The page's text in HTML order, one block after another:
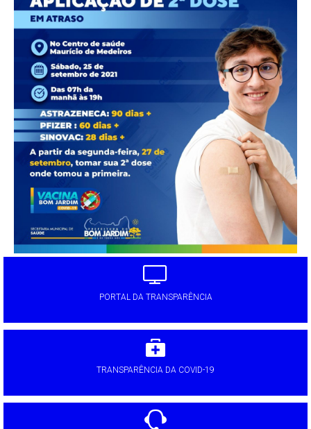
PORTAL DA TRANSPARÊNCIA
TRANSPARÊNCIA DA COVID-19